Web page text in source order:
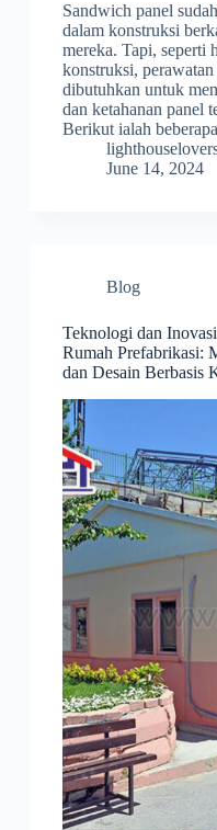
Sandwich panel
dalam konstruksi
mereka. Tapi, seperti
konstruksi,
dibutuhkan untuk
dan ketahanan panel
Berikut ialah
June 14, 2024
Blog
Teknologi dan
Rumah Prefabrikasi:
dan Desain Berbasis